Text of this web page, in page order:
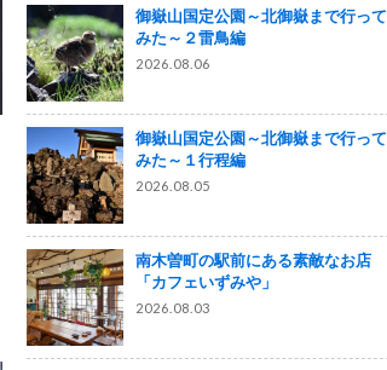
御嶽山国定公園～北御嶽まで行って
みた～２雷鳥編
2026.08.06
御嶽山国定公園～北御嶽まで行って
みた～１行程編
2026.08.05
南木曽町の駅前にある素敵なお店
「カフェいずみや」
2026.08.03